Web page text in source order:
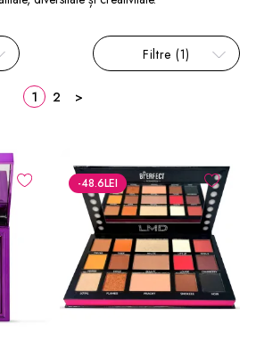
Filtre (1)
1 2 >
-48.6LEI